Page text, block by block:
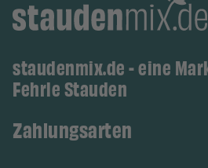
staudenmix.de - eine
Fehrle Stauden
Zahlungsarten